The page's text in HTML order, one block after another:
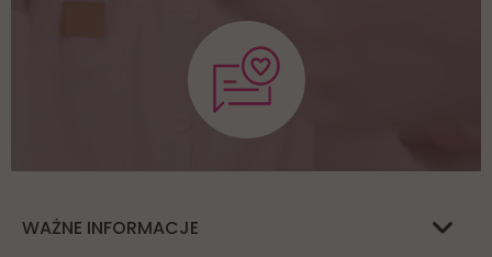
WAŻNE INFORMACJE